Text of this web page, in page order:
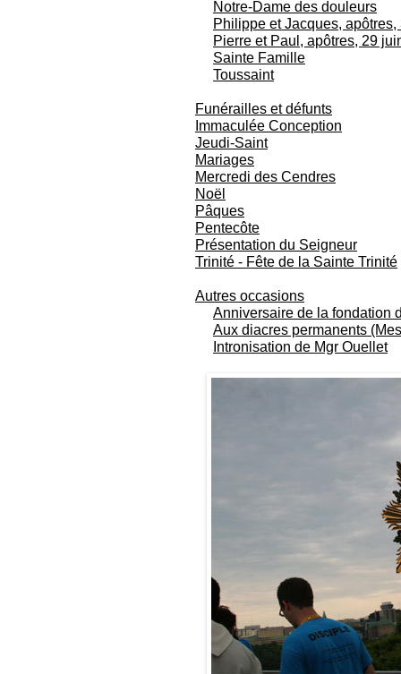
Notre-Dame des douleurs
Philippe et Jacques, apôtres,
Pierre et Paul, apôtres, 29
Sainte Famille
Toussaint
Funérailles et défunts
Immaculée Conception
Jeudi-Saint
Mariages
Mercredi des Cendres
Noël
Pâques
Pentecôte
Présentation du Seigneur
Trinité - Fête de la Sainte Trinité
Autres occasions
Anniversaire de la fondation
Aux diacres permanents
Intronisation de Mgr Ouellet